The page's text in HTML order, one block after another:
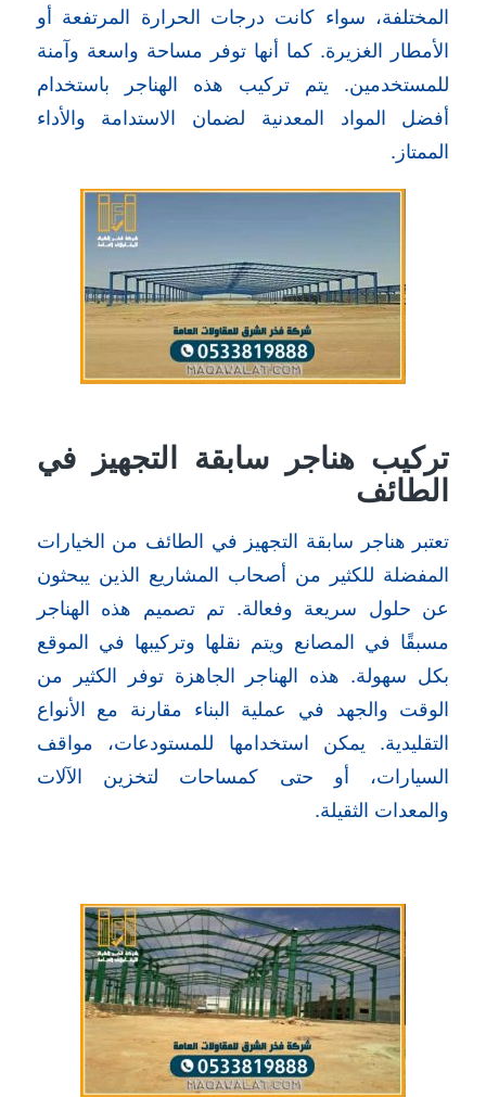
المختلفة، سواء كانت درجات الحرارة المرتفعة أو
الأمطار الغزيرة. كما أنها توفر مساحة واسعة وآمنة
للمستخدمين. يتم تركيب هذه الهناجر باستخدام
أفضل المواد المعدنية لضمان الاستدامة والأداء
الممتاز.
تركيب هناجر سابقة التجهيز في
الطائف
تعتبر هناجر سابقة التجهيز في الطائف من الخيارات
المفضلة للكثير من أصحاب المشاريع الذين يبحثون
عن حلول سريعة وفعالة. تم تصميم هذه الهناجر
مسبقًا في المصانع ويتم نقلها وتركيبها في الموقع
بكل سهولة. هذه الهناجر الجاهزة توفر الكثير من
الوقت والجهد في عملية البناء مقارنة مع الأنواع
التقليدية. يمكن استخدامها للمستودعات، مواقف
السيارات، أو حتى كمساحات لتخزين الآلات
والمعدات الثقيلة.